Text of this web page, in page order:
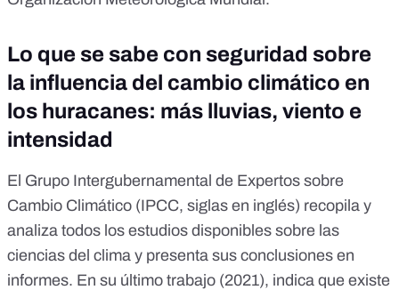
Lo que se sabe con seguridad sobre
la influencia del cambio climático en
los huracanes: más lluvias, viento e
intensidad
El Grupo Intergubernamental de Expertos sobre
Cambio Climático (IPCC, siglas en inglés) recopila y
analiza todos los estudios disponibles sobre las
ciencias del clima y presenta sus conclusiones en
informes. En su último trabajo (2021), indica que existe